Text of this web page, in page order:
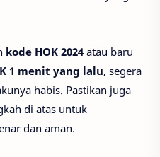
kode HOK 2024 atau baru
1 menit yang lalu, segera
habis. Pastikan juga
di atas untuk
dan aman.